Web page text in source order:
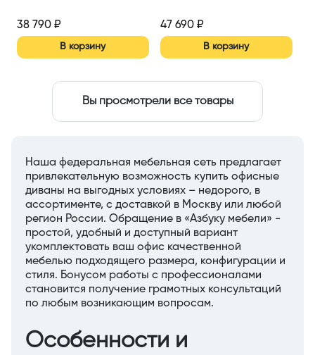
38 790 ₽
В корзину
47 690₽
В корзину
Вы просмотрели все товары
Наша федеральная мебельная сеть предлагает
привлекательную возможность купить офисные
диваны на выгодных условиях – недорого, в
ассортименте, с доставкой в Москву или любой
регион России. Обращение в «Азбуку мебели» -
простой, удобный и доступный вариант
укомплектовать ваш офис качественной
мебелью подходящего размера, конфигурации и
стиля. Бонусом работы с профессионалами
становится получение грамотных консультаций
по любым возникающим вопросам.
Особенности и